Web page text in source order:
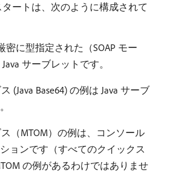
ートは、次のように構成されて
密に型指定された（SOAP モー
サーブレットです。
(Java Base64) の例は Java サーブ
（MTOM）の例は、コンソール
ョンです（すべてのクイックス
の例があるわけではありませ